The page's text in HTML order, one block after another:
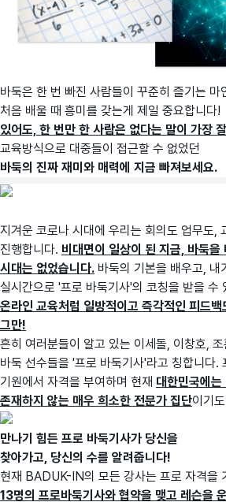
바둑은 한 번 빠진 사람들이 꾸준히 즐기는 마
처음 배울 때 흥미를 갖는게 제일 중요합니다!
있어도, 한 번만 한 사람은 없다는 말이 가장
교육방식으로 대중들이 접근할 수 없었던
바둑의 진짜 재미와 매력에 지금 빠져보세요.
지겨운 코로나 시대에 우리는 회의도 업무도,
진행합니다. 비대면이 일상이 된 지금, 바둑을
시대는 없었습니다. 바둑의 기본을 배우고, 내
실시간으로 '프로 바둑기사'의 코칭을 받을 수
온라인 교육처럼 일방적이고 즉각적인 피드백
그만!
흔히 여러분들이 알고 있는 이세돌, 이창호,
바둑 선수들을 '프로 바둑기사'라고 칭합니다.
기원에서 자격을 부여하며 현재 대한민국에
존재하지 않는 매우 희소한 전문가 집단이기
만나기 힘든 프로 바둑기사가 당신을
찾아가고, 당신의 수를 알려줍니다!
현재 BADUK-IN의 모든 강사는 프로 자격을
13명의 프로바둑기사와 협약을 맺고 레슨을